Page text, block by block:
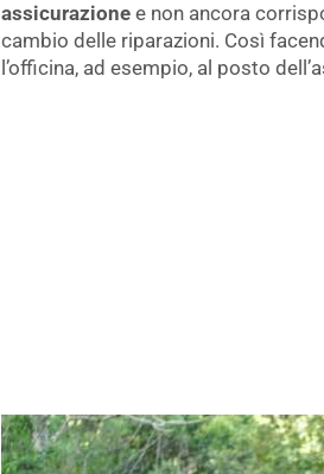
assicurazione e non ancora
cambio delle riparazioni. Così
l’officina, ad esempio, al posto